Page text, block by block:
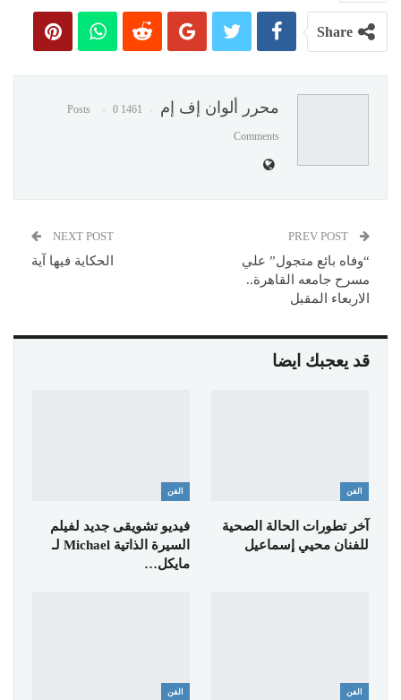
Share
محرر ألوان إف إم 1461 Posts
0
Comments
“وفاه بائع متجول” علي
مسرح جامعه القاهرة..
الاربعاء المقبل
NEXT POST
الحكاية فيها آية
قد يعجبك ايضا
الفن
آخر تطورات الحالة الصحية
للفنان محيي إسماعيل
الفن
فيديو تشويقى جديد لفيلم
السيرة الذاتية Michael لـ
مايكل…
الفن الفن